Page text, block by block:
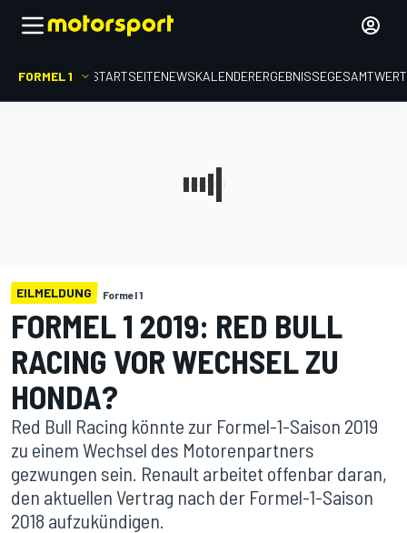
FORMEL 1 STARTSEITENEWSKALENDERERGEBNISSE
EILMELDUNG Formel 1
FORMEL 1 2019: RED BULL
RACING VOR WECHSEL ZU
HONDA?
Red Bull Racing könnte zur Formel-1-Saison 2019
zu einem Wechsel des Motorenpartners
gezwungen sein. Renault arbeitet offenbar daran,
den aktuellen Vertrag nach der Formel-1-Saison
2018 aufzukündigen.